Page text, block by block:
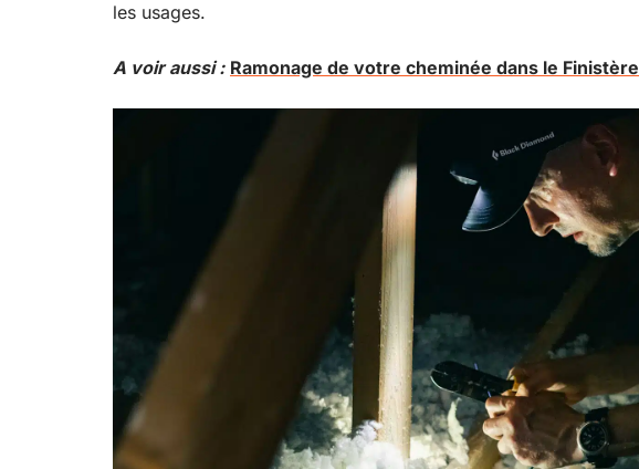
les usages.
A voir aussi : Ramonage de votre cheminée dans le Finistère